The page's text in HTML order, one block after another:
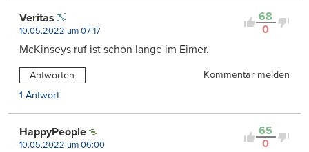
68
0
Veritas
10.05.2022 um 07:17
McKinseys ruf ist schon lange im Eimer.
Antworten
Kommentar melden
1 Antwort
65
0
HappyPeople
10.05.2022 um 06:00